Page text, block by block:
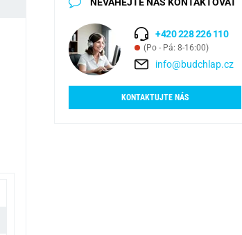
+420 228 226 110
(Po - Pá: 8-16:00)
info@budchlap.cz
KONTAKTUJTE NÁS